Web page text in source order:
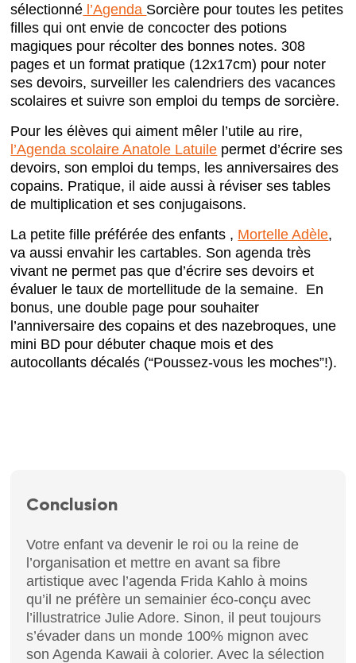
sélectionné l’Agenda Sorcière pour toutes les petites
filles qui ont envie de concocter des potions
magiques pour récolter des bonnes notes. 308
pages et un format pratique (12x17cm) pour noter
ses devoirs, surveiller les calendriers des vacances
scolaires et suivre son emploi du temps de sorcière.
Pour les élèves qui aiment mêler l’utile au rire,
l’Agenda scolaire Anatole Latuile permet d’écrire ses
devoirs, son emploi du temps, les anniversaires des
copains. Pratique, il aide aussi à réviser ses tables
de multiplication et ses conjugaisons.
La petite fille préférée des enfants , Mortelle Adèle,
va aussi envahir les cartables. Son agenda très
vivant ne permet pas que d’écrire ses devoirs et
évaluer le taux de mortellitude de la semaine. En
bonus, une double page pour souhaiter
l’anniversaire des copains et des nazebroques, une
mini BD pour débuter chaque mois et des
autocollants décalés (“Poussez-vous les moches”!).
Conclusion
Votre enfant va devenir le roi ou la reine de
l’organisation et mettre en avant sa fibre
artistique avec l’agenda Frida Kahlo à moins
qu’il ne préfère un semainier éco-conçu avec
l’illustratrice Julie Adore. Sinon, il peut toujours
s’évader dans un monde 100% mignon avec
son Agenda Kawaii à colorier. Avec la sélection